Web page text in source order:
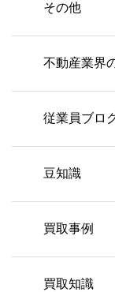
その他
不動産業界
従業員ブロ
豆知識
買取事例
買取知識